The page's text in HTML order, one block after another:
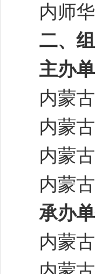
内师
二、
主办
内蒙
内蒙
内蒙
内蒙
承办
内蒙